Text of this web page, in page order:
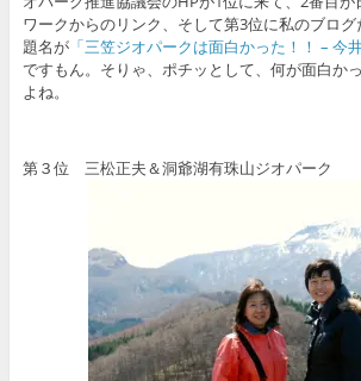
ワークからのリンク、そして第3位に私のブロ
題名が「三笠ジオパークは面白かった！！ – 今
ですもん。そりゃ、ポチッとして、何が面白か
よね。
第３位 三松正夫＆洞爺湖有珠山ジオパーク